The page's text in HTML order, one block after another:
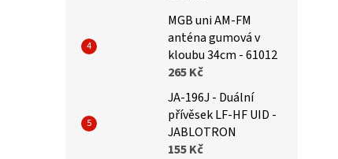
MGB uni AM-FM
anténa gumová v
kloubu 34cm - 61012
265 Kč
JA-196J - Duální
přívěsek LF-HF UID -
JABLOTRON
155 Kč